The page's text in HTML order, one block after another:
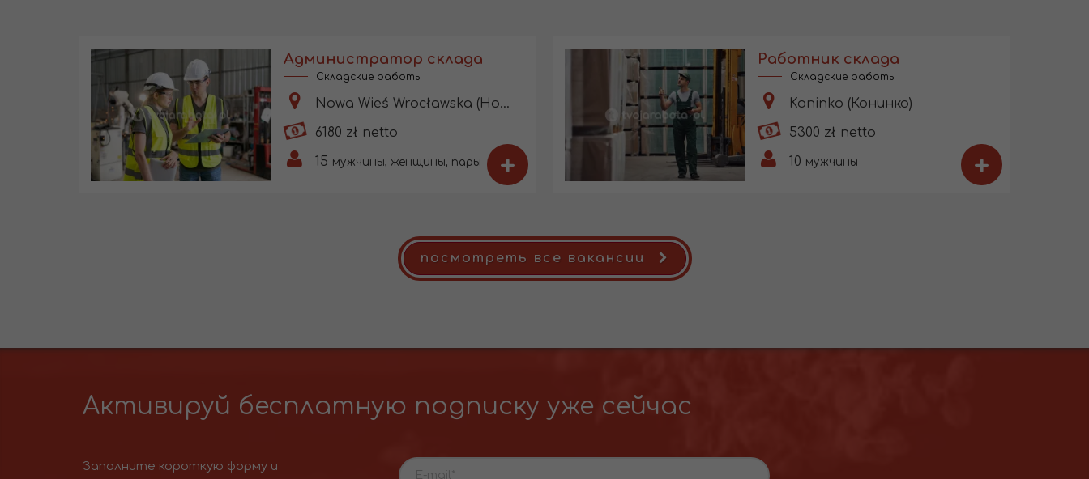
Администратор склада
Складские работы
Nowa Wieś Wrocławska (Нова Весь-Вроцлавська)
6180 zł netto
15 мужчины, женщины, пары +
Работник склада
Складские работы
Koninko (Конинко)
5300 zł netto
10 мужчины +
посмотреть все вакансии
Активируй бесплатную подписку уже сейчас
Заполните короткую форму и